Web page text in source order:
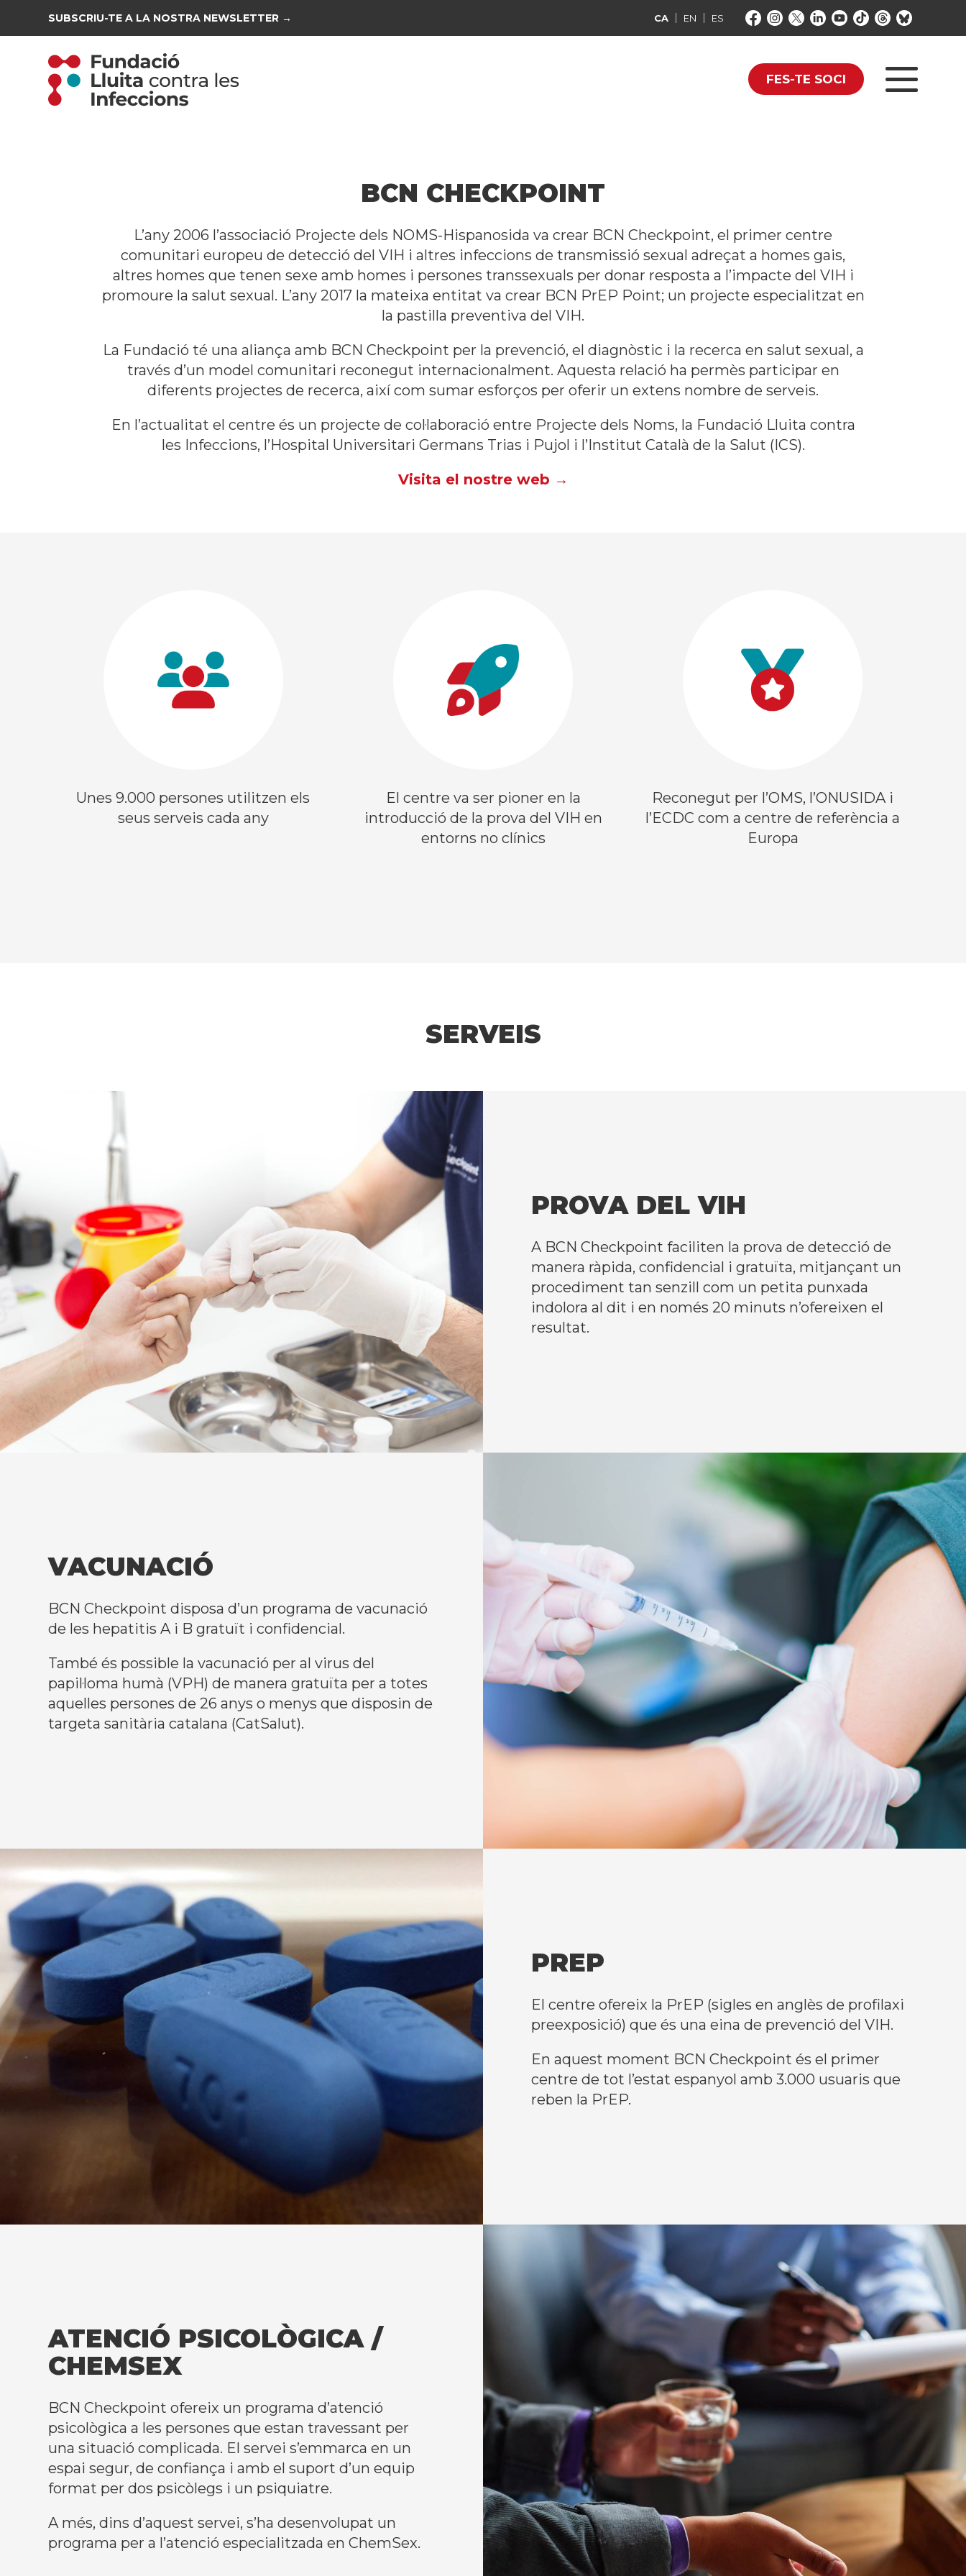
SUBSCRIU-TE A LA NOSTRA NEWSLETTER → CA EN ES
FES-TE SOCI
BCN CHECKPOINT
L’any 2006 l’associació Projecte dels NOMS-Hispanosida va crear BCN Checkpoint, el primer centre
comunitari europeu de detecció del VIH i altres infeccions de transmissió sexual adreçat a homes gais,
altres homes que tenen sexe amb homes i persones transsexuals per donar resposta a l’impacte del VIH i
promoure la salut sexual. L’any 2017 la mateixa entitat va crear BCN PrEP Point; un projecte especialitzat en
la pastilla preventiva del VIH.
La Fundació té una aliança amb BCN Checkpoint per la prevenció, el diagnòstic i la recerca en salut sexual, a
través d’un model comunitari reconegut internacionalment. Aquesta relació ha permès participar en
diferents projectes de recerca, així com sumar esforços per oferir un extens nombre de serveis.
En l’actualitat el centre és un projecte de col·laboració entre Projecte dels Noms, la Fundació Lluita contra
les Infeccions, l’Hospital Universitari Germans Trias i Pujol i l’Institut Català de la Salut (ICS).
Visita el nostre web →
Unes 9.000 persones utilitzen els
seus serveis cada any
El centre va ser pioner en la
introducció de la prova del VIH en
entorns no clínics
Reconegut per l’OMS, l’ONUSIDA i
l’ECDC com a centre de referència a
Europa
SERVEIS
PROVA DEL VIH
A BCN Checkpoint faciliten la prova de detecció de
manera ràpida, confidencial i gratuïta, mitjançant un
procediment tan senzill com un petita punxada
indolora al dit i en només 20 minuts n’ofereixen el
resultat.
VACUNACIÓ
BCN Checkpoint disposa d’un programa de vacunació
de les hepatitis A i B gratuït i confidencial.
També és possible la vacunació per al virus del
papil·loma humà (VPH) de manera gratuïta per a totes
aquelles persones de 26 anys o menys que disposin de
targeta sanitària catalana (CatSalut).
PREP
El centre ofereix la PrEP (sigles en anglès de profilaxi
preexposició) que és una eina de prevenció del VIH.
En aquest moment BCN Checkpoint és el primer
centre de tot l’estat espanyol amb 3.000 usuaris que
reben la PrEP.
ATENCIÓ PSICOLÒGICA /
CHEMSEX
BCN Checkpoint ofereix un programa d’atenció
psicològica a les persones que estan travessant per
una situació complicada. El servei s’emmarca en un
espai segur, de confiança i amb el suport d’un equip
format per dos psicòlegs i un psiquiatre.
A més, dins d’aquest servei, s’ha desenvolupat un
programa per a l’atenció especialitzada en ChemSex.